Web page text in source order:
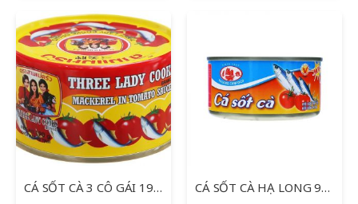
CÁ SỐT CÀ 3 CÔ GÁI 190G CÁ SỐT CÀ HẠ LONG 93G 155G